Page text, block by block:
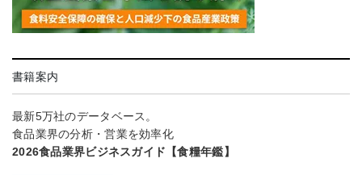
書籍案内
最新5万社のデータベース。
食品業界の分析・営業を効率化
2026食品業界ビジネスガイド【食糧年鑑】